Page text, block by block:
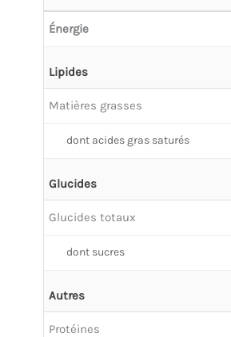
Énergie
Lipides
Matières grasses
dont acides gras saturés
Glucides
Glucides totaux
dont sucres
Autres
Protéines